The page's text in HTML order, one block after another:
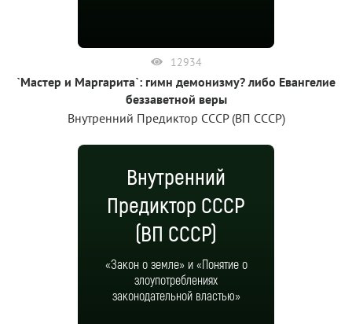
12934
`Мастер и Маргарита`: гимн демонизму? либо Евангелие
беззаветной веры
Внутренний Предиктор СССР (ВП СССР)
Внутренний
Предиктор СССР
(ВП СССР)
«Закон о земле» и «Понятие о
злоупотреблениях
законодательной властью»